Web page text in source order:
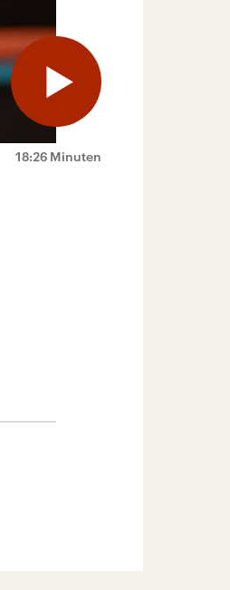
18:26 Minuten